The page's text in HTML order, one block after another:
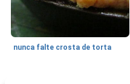
nunca falte crosta de torta